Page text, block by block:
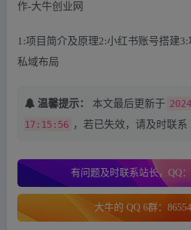
1:项目简介及原理2:小红书账号搭建
私域布局
温馨提示： 本文最后更新于
17:15:56 ，若已失效，请及时联系
有问题及时联系站长，QQ
大牛的 QQ 6群：